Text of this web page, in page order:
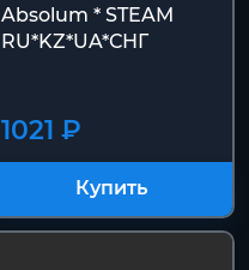
Absolum * STEAM
RU*KZ*UA*СНГ
1021 ₽
Купить